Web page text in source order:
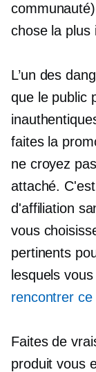
chose la plus
L’un des
que le public
faites la
ne croyez
attaché.
d'affiliation
vous
pertinents
lesquels
rencontrer
Faites de
produit vous